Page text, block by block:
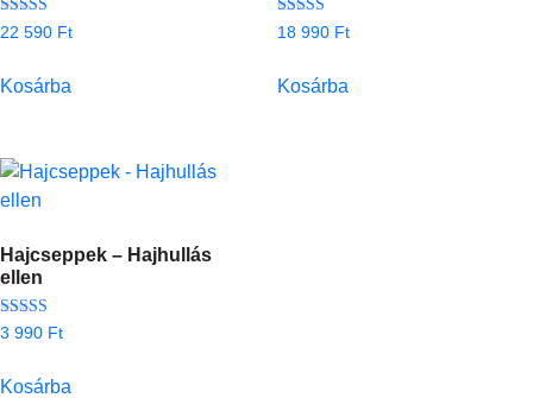
Értékelés:
22 590 Ft
Kosárba
Értékelés:
18 990 Ft
Kosárba
Hajcseppek – Hajhullás
ellen
Értékelés:
3 990 Ft
Kosárba